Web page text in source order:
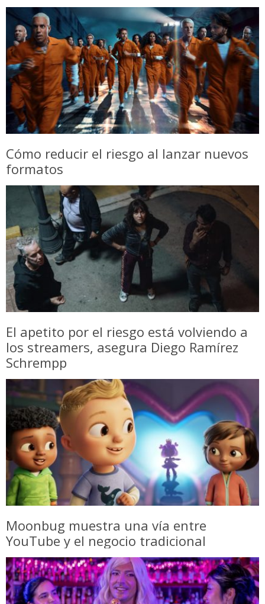
Cómo reducir el riesgo al lanzar nuevos
formatos
El apetito por el riesgo está volviendo a
los streamers, asegura Diego Ramírez
Schrempp
Moonbug muestra una vía entre
YouTube y el negocio tradicional